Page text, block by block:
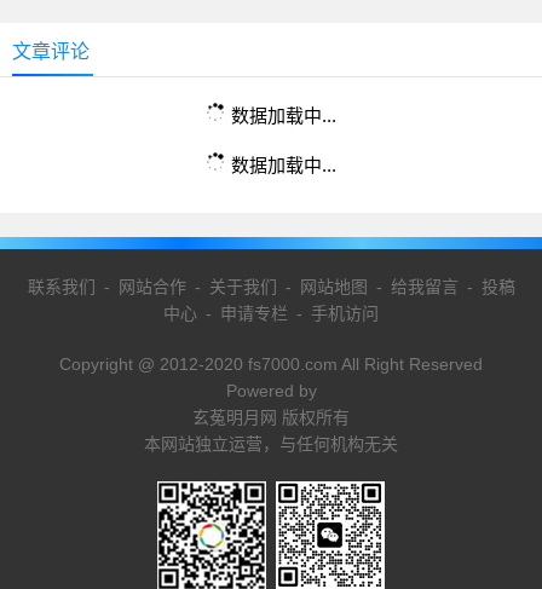
文章评论
数据加载中...
数据加载中...
联系我们 - 网站合作- 关于我们 - 网站地图 - 给我留言 - 投稿
中心 - 申请专栏 - 手机访问
Copyright @ 2012-2020 fs7000.com All Right Reserved
Powered by
玄菟明月网 版权所有
本网站独立运营，与任何机构无关